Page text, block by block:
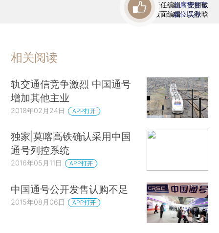
责任编辑：安丽敏
版面编辑：吴秋晗
首席赞赏官
虚位以待
相关阅读
轨交通信竞争激烈 中国通号
增加其他主业
2018年02月24日 APP打开
独家|莫喀高铁确认采用中国
通号列控系统
2016年05月11日 APP打开
中国通号公开发售认购不足
2015年08月06日 APP打开